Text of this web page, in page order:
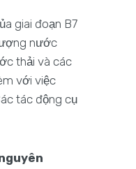
giai đoạn B7
nước
thải và các
với việc
tác động cụ